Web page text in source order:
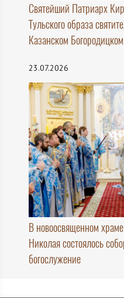
Святейший Патриарх
Тульского образа
Казанском
23.07.2026
В новоосвященном
Николая состоялось
богослужение